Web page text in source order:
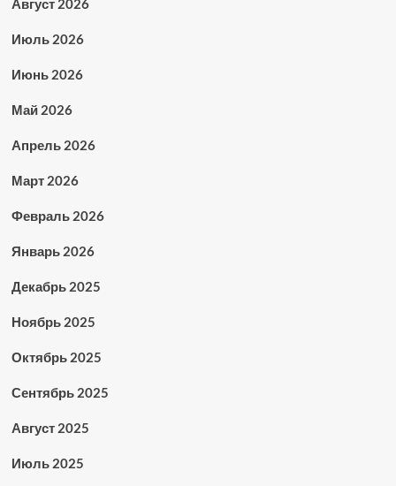
Август 2026
Июль 2026
Июнь 2026
Май 2026
Апрель 2026
Март 2026
Февраль 2026
Январь 2026
Декабрь 2025
Ноябрь 2025
Октябрь 2025
Сентябрь 2025
Август 2025
Июль 2025